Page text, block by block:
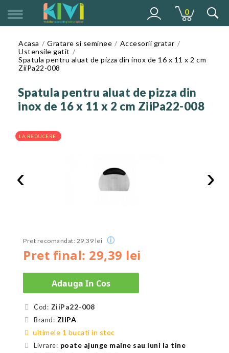
0
Acasa Gratare si seminee
Accesorii gratar
Ustensile gatit
Spatula pentru aluat de pizza din inox de 16 x 11 x 2 cm
ZiiPa22-008
Spatula pentru aluat de pizza din
inox de 16 x 11 x 2 cm ZiiPa22-008
LA REDUCERE!
‹ ›
Pret final: 29,39 lei
Pret recomandat: 29,39 lei ⓘ
Adauga In Cos
Cod: ZiiPa22-008
Brand: ZIIPA
ultimele 1 bucati in stoc
Livrare: poate ajunge maine sau luni la tine